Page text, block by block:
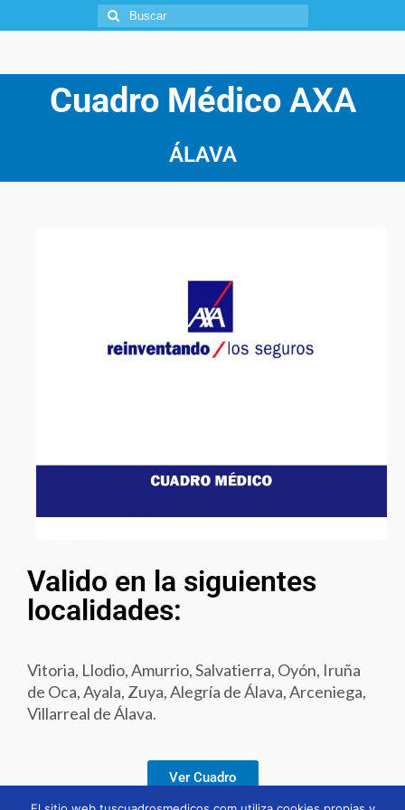
Cuadro Médico AXA
ÁLAVA
Valido en la siguientes
localidades:
Vitoria, Llodio, Amurrio, Salvatierra, Oyón, Iruña
de Oca, Ayala, Zuya, Alegría de Álava, Arceniega,
Villarreal de Álava.
Ver Cuadro